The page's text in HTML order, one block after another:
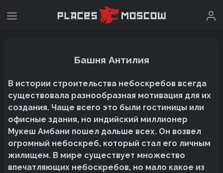
Башня Антилия
В истории строительства небоскребов всегда
существовала разнообразная мотивация для их
создания. Чаще всего это были гостиницы или
офисные здания, но индийский миллионер
Мукеш Амбани пошел дальше всех. Он возвел
огромный небоскреб, который стал его личным
жилищем. В мире существует множество
впечатляющих небоскребов, но мало какое из